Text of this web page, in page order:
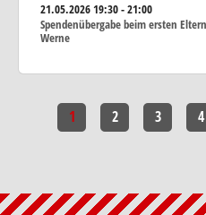
21.05.202619:30 - 21:00
Spendenübergabe beim ersten
Werne
1 2 3 4